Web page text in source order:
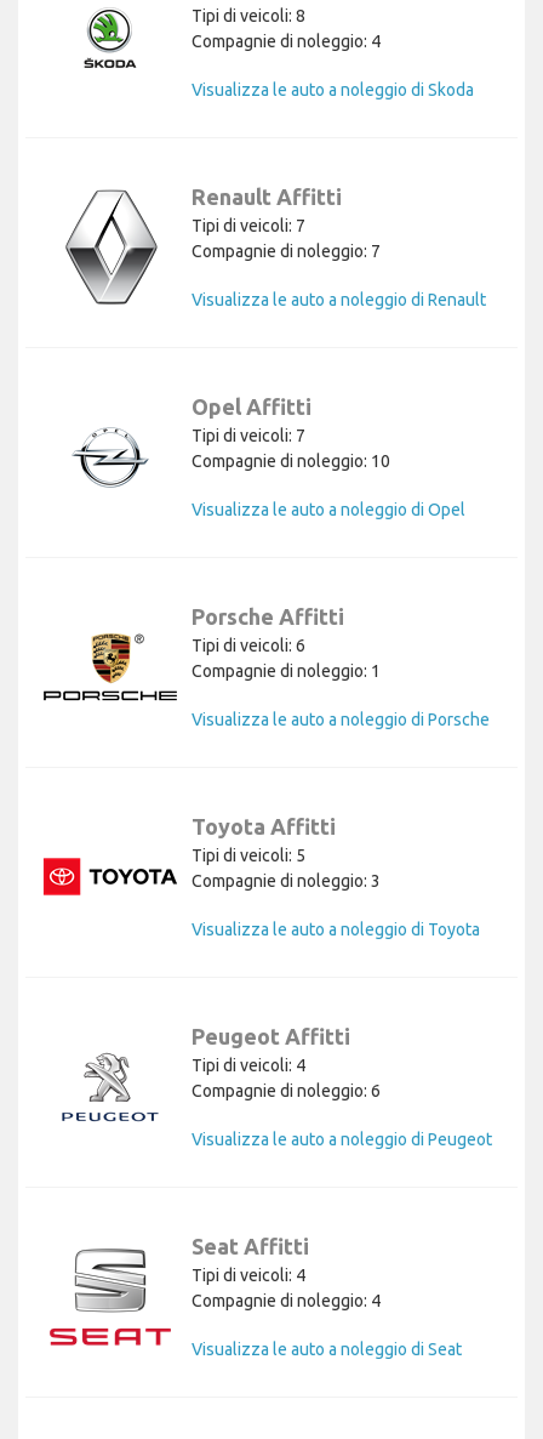
Tipi di veicoli: 8
Compagnie di noleggio: 4
Visualizza le auto a noleggio di Skoda
Renault Affitti
Tipi di veicoli: 7
Compagnie di noleggio: 7
Visualizza le auto a noleggio di Renault
Opel Affitti
Tipi di veicoli: 7
Compagnie di noleggio: 10
Visualizza le auto a noleggio di Opel
Porsche Affitti
Tipi di veicoli: 6
Compagnie di noleggio: 1
Visualizza le auto a noleggio di Porsche
Toyota Affitti
Tipi di veicoli: 5
Compagnie di noleggio: 3
Visualizza le auto a noleggio di Toyota
Peugeot Affitti
Tipi di veicoli: 4
Compagnie di noleggio: 6
Visualizza le auto a noleggio di Peugeot
Seat Affitti
Tipi di veicoli: 4
Compagnie di noleggio: 4
Visualizza le auto a noleggio di Seat